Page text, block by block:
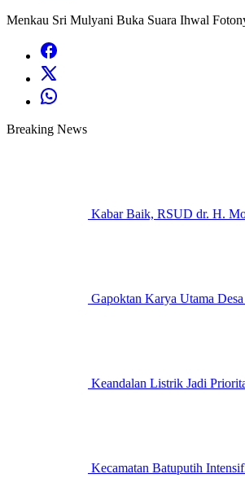
Menkau Sri Mulyani Buka Suara Ihwal
Breaking News
Kabar Baik, RSUD dr. H.
Gapoktan Karya Utama
Keandalan Listrik Jadi
Kecamatan Batuputih